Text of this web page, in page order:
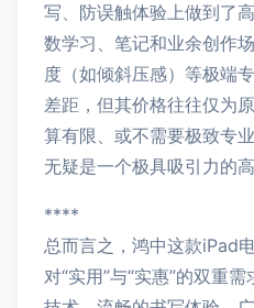
写、防误触体验上做到了
数学习、笔记和业余创作
度（如倾斜压感）等极端
差距，但其价格往往仅为
算有限、或不需要极致专
无疑是一个极具吸引力的高
****
总而言之，鸿中这款iPad
对“实用”与“实惠”的双重